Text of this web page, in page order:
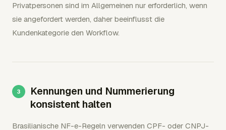
Privatpersonen sind im Allgemeinen nur erforderlich, wenn
sie angefordert werden, daher beeinflusst die
Kundenkategorie den Workflow.
Kennungen und Nummerierung
konsistent halten
Brasilianische NF-e-Regeln verwenden CPF- oder CNPJ-